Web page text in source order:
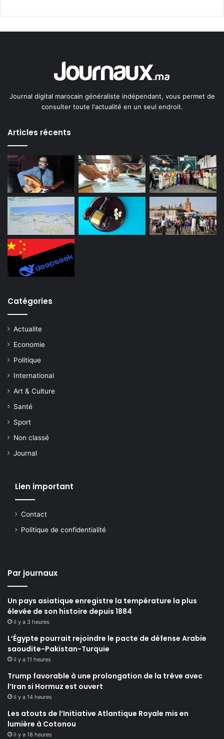
Journal digital marocain généraliste indépendant, vous permet de
consulter toute l'actualité en un seul endroit.
Articles récents
Catégories
Actualite
Economie
Politique
International
Art & Culture
Santé
Sport
Non classé
Journal
Lien important
Contact
Politique de confidentialité
Par journaux
Un pays asiatique enregistre la température la plus
élevée de son histoire depuis 1884
il y a 3 heures
L’Égypte pourrait rejoindre le pacte de défense Arabie
saoudite-Pakistan-Turquie
il y a 11 heures
Trump favorable à une prolongation de la trêve avec
l’Iran si Hormuz est ouvert
il y a 14 heures
Les atouts de l’Initiative Atlantique Royale mis en
lumière à Cotonou
il y a 18 heures